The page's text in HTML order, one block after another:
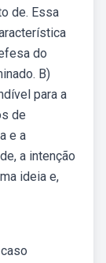
de. Essa
do
B)
para a
de
e a
a intenção
ideia e,